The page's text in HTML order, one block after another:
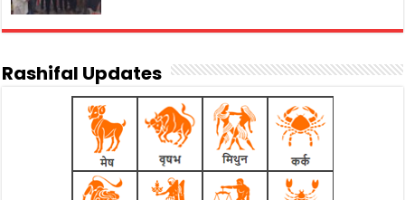
Rashifal Updates